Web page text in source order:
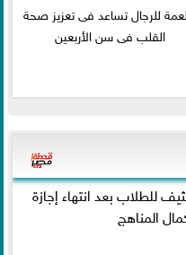
للرجال تساعد فى تعزيز صحة
القلب فى سن الأربعين
للطلاب بعد انتهاء إجازة
المناهج